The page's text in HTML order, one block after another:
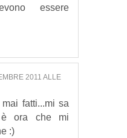
essere
2011 ALLE
fatti...mi sa
ora che mi
:)